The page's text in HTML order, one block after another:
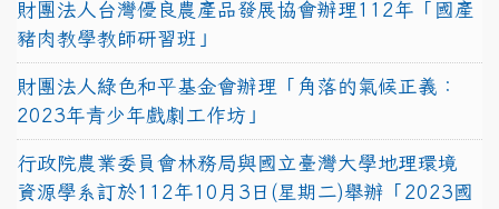
財團法人台灣優良農產品發展協會辦理112年「國產
豬肉教學教師研習班」
財團法人綠色和平基金會辦理「角落的氣候正義：
2023年青少年戲劇工作坊」
行政院農業委員會林務局與國立臺灣大學地理環境
資源學系訂於112年10月3日(星期二)舉辦「2023國